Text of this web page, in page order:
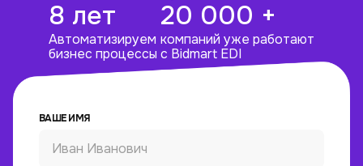
8 лет
Автоматизируем
бизнес процессы
20 000 +
компаний уже работают
с Bidmart EDI
ВАШЕ ИМЯ